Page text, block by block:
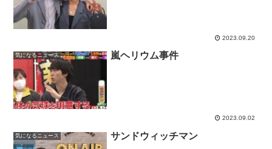
2023.09.20
気になるニュース 嵐ヘリウム事件
2023.09.02
気になるニュース サンドウィッチマン